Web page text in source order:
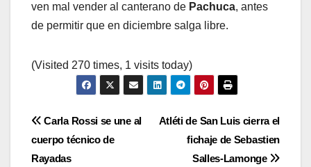
ven mal vender al canterano de Pachuca, antes
de permitir que en diciembre salga libre.
(Visited 270 times, 1 visits today)
Navegación
de
Atléti de San Luis cierra el
fichaje de Sebastien
Salles-Lamonge
Carla Rossi se une al
cuerpo técnico de
Rayadas